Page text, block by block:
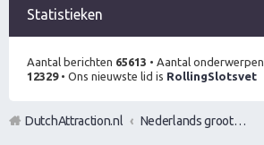
Statistieken
Aantal berichten 65613 • Aantal onderwerpen
12329• Ons nieuwste lid is RollingSlotsvet
DutchAttraction.nl Nederlands grootste Dutch Attraction, Lifestyle, Vrouwen versieren en Pick-Up (PUA) Forum